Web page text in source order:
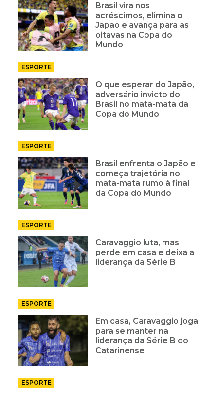
Brasil vira nos
acréscimos, elimina o
Japão e avança para as
oitavas na Copa do
Mundo
ESPORTE
O que esperar do Japão,
adversário invicto do
Brasil no mata-mata da
Copa do Mundo
ESPORTE
Brasil enfrenta o Japão e
começa trajetória no
mata-mata rumo à final
da Copa do Mundo
ESPORTE
Caravaggio luta, mas
perde em casa e deixa a
liderança da Série B
ESPORTE
Em casa, Caravaggio joga
para se manter na
liderança da Série B do
Catarinense
ESPORTE